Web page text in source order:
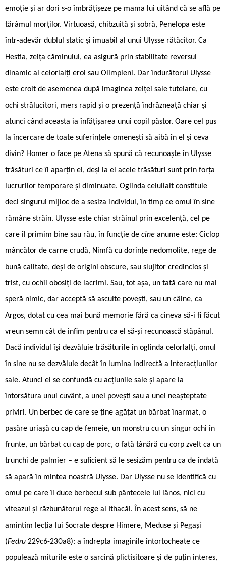
emoție și ar dori s-o îmbrățișeze pe mama lui uitând că se află pe
tărâmul morților. Virtuoasă, chibzuită și sobră, Penelopa este
într-adevăr dublul static și imuabil al unui Ulysse rătăcitor. Ca
Hestia, zeița căminului, ea asigură prin stabilitate reversul
dinamic al celorlalți eroi sau Olimpieni. Dar îndurătorul Ulysse
este croit de asemenea după imaginea zeiței sale tutelare, cu
ochi strălucitori, mers rapid și o prezență îndrăzneață chiar și
atunci când aceasta ia înfățișarea unui copil păstor. Oare cel pus
la încercare de toate suferințele omenești să aibă în el și ceva
divin? Homer o face pe Atena să spună că recunoaște în Ulysse
trăsături ce îi aparțin ei, deși la el acele trăsături sunt prin forța
lucrurilor temporare și diminuate. Oglinda celuilalt constituie
deci singurul mijloc de a sesiza individul, în timp ce omul în sine
rămâne străin. Ulysse este chiar străinul prin excelență, cel pe
care îl primim bine sau rău, în funcție de cine anume este: Ciclop
mâncător de carne crudă, Nimfă cu dorințe nedomolite, rege de
bună calitate, deși de origini obscure, sau slujitor credincios și
trist, cu ochii obosiți de lacrimi. Sau, tot așa, un tată care nu mai
speră nimic, dar acceptă să asculte povești, sau un câine, ca
Argos, dotat cu cea mai bună memorie fără ca cineva să-i fi făcut
vreun semn cât de infim pentru ca el să-și recunoască stăpânul.
Dacă individul își dezvăluie trăsăturile în oglinda celorlalți, omul
în sine nu se dezvăluie decât în lumina indirectă a interacțiunilor
sale. Atunci el se confundă cu acțiunile sale și apare la
întorsătura unui cuvânt, a unei povești sau a unei neașteptate
priviri. Un berbec de care se ține agățat un bărbat înarmat, o
pasăre uriașă cu cap de femeie, un monstru cu un singur ochi în
frunte, un bărbat cu cap de porc, o fată tânără cu corp zvelt ca un
trunchi de palmier – e suficient să le sesizăm pentru ca de îndată
să apară în mintea noastră Ulysse. Dar Ulysse nu se identifică cu
omul pe care îl duce berbecul sub pântecele lui lânos, nici cu
viteazul și răzbunătorul rege al Ithacăi. În acest sens, să ne
amintim lecția lui Socrate despre Himere, Meduse și Pegași
(Fedru 229c6-230a8): a îndrepta imaginile întortocheate ce
populează miturile este o sarcină plictisitoare și de puțin interes,